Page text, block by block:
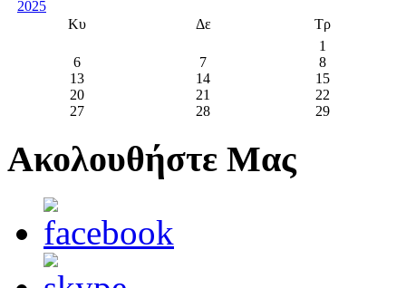
Κυ Δε
Τρ
1
6
7
8
13
14
15
20
21
22
27
28 29
Ακολουθήστε Μας